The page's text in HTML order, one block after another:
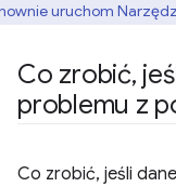
uruchom
Co zrobić,
problemu z
Co zrobić, jeśli